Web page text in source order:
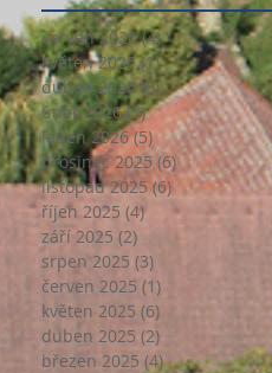
červen 2026 (4)4 příspěvky
květen 2026 (1)1 příspěvek
duben 2026 (6)6 příspěvků
únor 2026 (3)3 příspěvky
leden 2026 (5) 5 příspěvků
prosinec 2025 (6)6 příspěvků
listopad 2025 (6) 6 příspěvků
říjen 2025 (4)4 příspěvky
září 2025 (2) 2 příspěvky
srpen 2025 (3)
červen 2025 (1)
květen 2025 (6)
duben 2025 (2) 2 příspěvky
březen 2025 (4)4 příspěvky